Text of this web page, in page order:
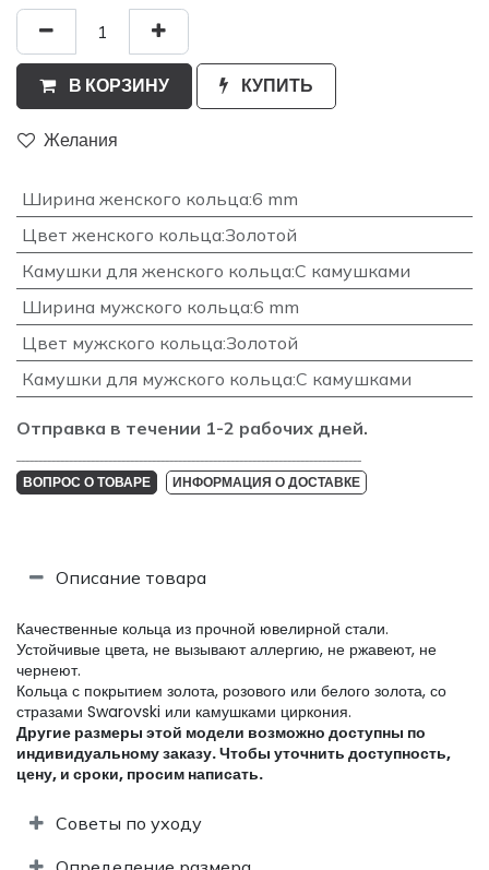
В КОРЗИНУ КУПИТЬ
Желания
Ширина женского кольца:6 mm
Цвет женского кольца:Золотой
Камушки для женского кольца:С камушками
Ширина мужского кольца:6 mm
Цвет мужского кольца:Золотой
Камушки для мужского кольца:С камушками
Отправка в течении 1-2 рабочих дней.
ВОПРОС О ТОВАРЕ ИНФОРМАЦИЯ О ДОСТАВКЕ
Описание товара
Качественные кольца из прочной ювелирной стали.
Устойчивые цвета, не вызывают аллергию, не ржавеют, не
чернеют.
Кольца с покрытием золота, розового или белого золота, со
стразами Swarovski или камушками циркония.
Другие размеры этой модели возможно доступны по
индивидуальному заказу. Чтобы уточнить доступность,
цену, и сроки, просим написать.​
Советы по уходу